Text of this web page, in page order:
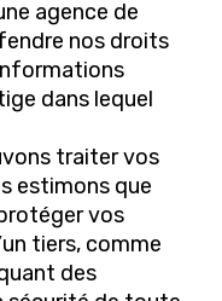
agence de
nos droits
dans lequel
traiter vos
estimons que
vos
tiers, comme
des